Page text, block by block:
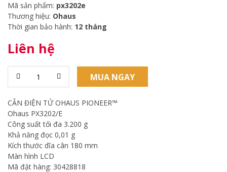
Mã sản phẩm: px3202e
Thương hiệu: Ohaus
Thời gian bảo hành: 12 tháng
Liên hệ
MUA NGAY
CÂN ĐIỆN TỬ OHAUS PIONEER™
Ohaus PX3202/E
Công suất tối đa 3.200 g
Khả năng đọc 0,01 g
Kích thước dĩa cân 180 mm
Màn hình LCD
Mã đặt hàng: 30428818